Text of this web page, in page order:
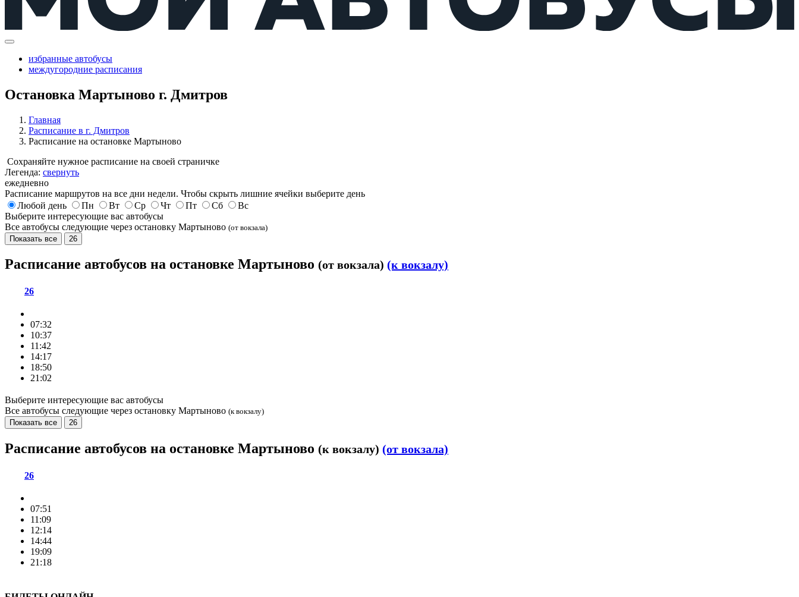
избранные автобусы
междугородние расписания
Остановка Мартыново г. Дмитров
Главная
Расписание в г. Дмитров
Расписание на остановке Мартыново
Сохраняйте нужное расписание на своей страничке
Легенда: свернуть
ежедневно
Расписание маршрутов на все дни недели. Чтобы скрыть лишние ячейки выберите день
Любой день
Пн Вт Ср Чт Пт Сб
Вс
Выберите интересующие вас автобусы
Все автобусы следующие через остановку Мартыново (от вокзала)
Показать все
26
Расписание автобусов на остановке Мартыново (от вокзала) (к вокзалу)
26
07:32
10:37
11:42
14:17
18:50
21:02
Выберите интересующие вас автобусы
Все автобусы следующие через остановку Мартыново (к вокзалу)
Показать все
26
Расписание автобусов на остановке Мартыново (к вокзалу) (от вокзала)
26
07:51
11:09
12:14
14:44
19:09
21:18